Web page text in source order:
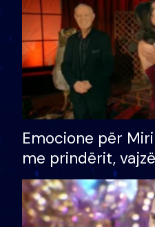
Emocione për
me prindërit,
bashkëshorten:
divorci apo jo?